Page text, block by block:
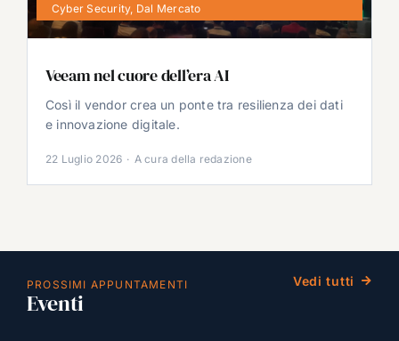
Cyber Security, Dal Mercato
Veeam nel cuore dell’era AI
Così il vendor crea un ponte tra resilienza dei dati
e innovazione digitale.
22 Luglio 2026 · A cura della redazione
PROSSIMI APPUNTAMENTI
Eventi
Vedi tutti